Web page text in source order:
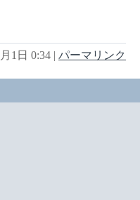
1日 0:34 | パーマリンク